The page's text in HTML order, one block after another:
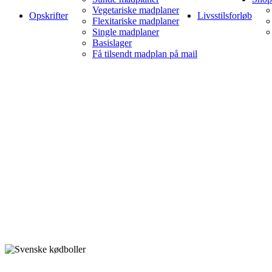
Opskrifter
Vegetariske madplaner
Flexitariske madplaner
Single madplaner
Basislager
Få tilsendt madplan på mail
Livsstilsforløb